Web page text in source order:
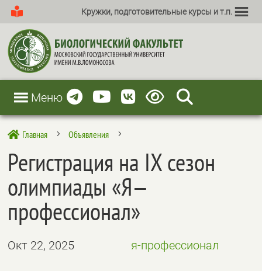
Кружки, подготовительные курсы и т.п.
Меню
 Главная 5 Объявления 5
Регистрация на IX сезон
олимпиады «Я—
профессионал»
Окт 22, 2025 я-профессионал